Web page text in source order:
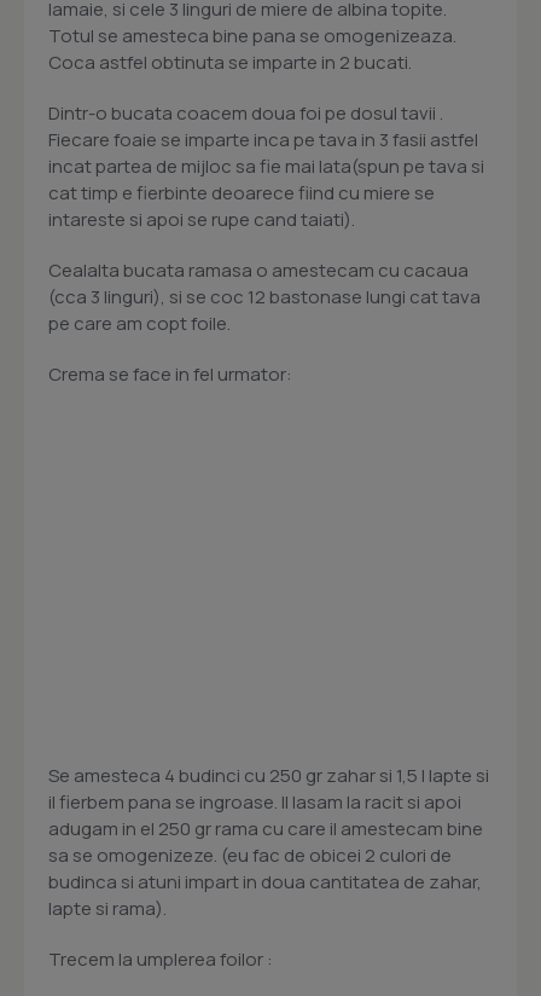
lamaie, si cele 3 linguri de miere de albina topite.
Totul se amesteca bine pana se omogenizeaza.
Coca astfel obtinuta se imparte in 2 bucati.
Dintr-o bucata coacem doua foi pe dosul tavii .
Fiecare foaie se imparte inca pe tava in 3 fasii astfel
incat partea de mijloc sa fie mai lata(spun pe tava si
cat timp e fierbinte deoarece fiind cu miere se
intareste si apoi se rupe cand taiati).
Cealalta bucata ramasa o amestecam cu cacaua
(cca 3 linguri), si se coc 12 bastonase lungi cat tava
pe care am copt foile.
Crema se face in fel urmator:
Se amesteca 4 budinci cu 250 gr zahar si 1,5 l lapte si
il fierbem pana se ingroase. Il lasam la racit si apoi
adugam in el 250 gr rama cu care il amestecam bine
sa se omogenizeze. (eu fac de obicei 2 culori de
budinca si atuni impart in doua cantitatea de zahar,
lapte si rama).
Trecem la umplerea foilor :